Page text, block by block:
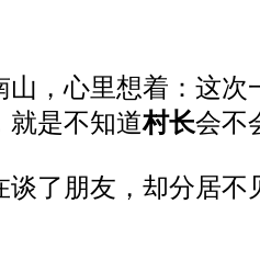
山，心里想着： 这次
就是不知道村长会不
谈了朋友，却分居不